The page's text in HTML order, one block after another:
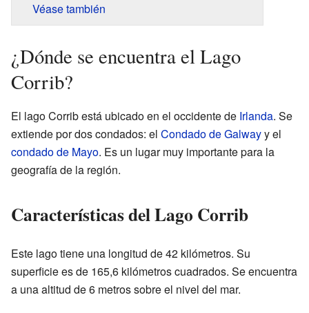
Véase también
¿Dónde se encuentra el Lago
Corrib?
El lago Corrib está ubicado en el occidente de Irlanda. Se
extiende por dos condados: el Condado de Galwayy el
condado de Mayo. Es un lugar muy importante para la
geografía de la región.
Características del Lago Corrib
Este lago tiene una longitud de 42 kilómetros. Su
superficie es de 165,6 kilómetros cuadrados. Se encuentra
a una altitud de 6 metros sobre el nivel del mar.